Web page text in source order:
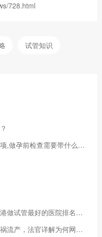
728.html
试管知识
做孕前检查的最佳时间及注意事项,做孕前检查需要带什么证件
香港试管婴儿医院有哪些？附香港做试管最好的医院排名清单！
女子多次做试管婴儿才怀上遇车祸流产，法官详解为何网约车平台担全责